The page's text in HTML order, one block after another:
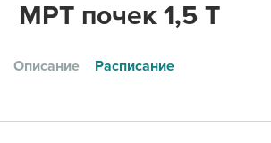
ПРАВОВАЯ ИНФОРМАЦИЯ
МРТ почек 1,5 Т
Описание Расписание